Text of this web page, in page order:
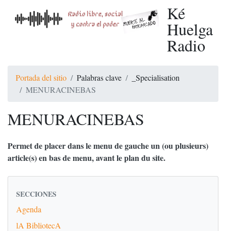
Ké
Huelga
Radio
Portada del sitio Palabras clave
_Specialisation
MENURACINEBAS
MENURACINEBAS
Permet de placer dans le menu de gauche un (ou plusieurs)
article(s) en bas de menu, avant le plan du site.
SECCIONES
Agenda
lA BibliotecA